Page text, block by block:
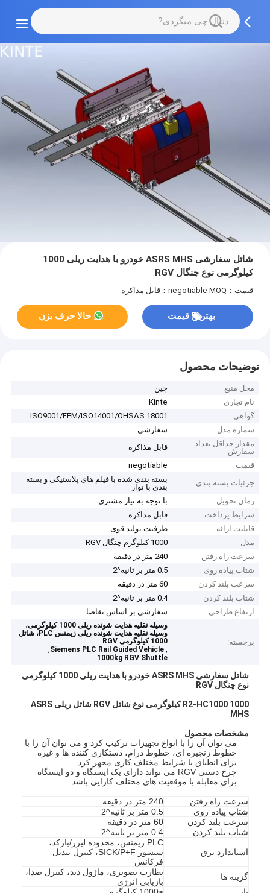
شاتل سفارشی ASRS MHS خودرو با هدایت ریلی 1000
کیلوگرمی نوع چنگال RGV
قیمت：negotiable MOQ：قابل مذاکره
بهترین قیمت حالا حرف بزن
توضیحات محصول
محل منبع
چین
نام تجاری
Kinte
گواهی
ISO9001/FEM/ISO14001/OHSAS 18001
شماره مدل
سفارشی
مقدار حداقل تعداد
سفارش
قابل مذاکره
قیمت
negotiable
جزئیات بسته بندی
بسته بندی شده با فیلم های پلاستیکی و بسته
بندی با نوار
زمان تحویل
با توجه به نیاز مشتری
شرایط پرداخت
قابل مذاکره
قابلیت ارائه
ظرفیت تولید قوی
مدل
1000 کیلوگرم چنگال RGV
سرعت راه رفتن
240 متر در دقیقه
شتاب پیاده روی
0.5 متر بر ثانیه^2
سرعت بلند کردن
60 متر در دقیقه
شتاب بلند کردن
0.4 متر بر ثانیه^2
ارتفاع طراحی
سفارشی بر اساس تقاضا
برجسته:
وسیله نقلیه هدایت شونده ریلی 1000 کیلوگرمی،
وسیله نقلیه هدایت شونده ریلی زیمنس PLC، شاتل
1000 کیلوگرمی RGV
,
Siemens PLC Rail Guided Vehicle
,
1000kg RGV Shuttle
شاتل سفارشی ASRS MHS خودرو با هدایت ریلی 1000 کیلوگرمی
نوع چنگال RGV
R2-HC1000 1000 کیلوگرمی نوع شاتل RGV شاتل ریلی ASRS
MHS
مشخصات محصول
می توان آن را با انواع تجهیزات ترکیب کرد و می توان آن را با
خطوط زنجیره ای، خطوط درام، دستکاری کننده ها و غیره
برای انطباق با شرایط مختلف کاری مجهز کرد.
چرخ دستی RGV می تواند دارای یک ایستگاه و دو ایستگاه
برای مقابله با موقعیت های مختلف کارایی باشد.
سرعت راه رفتن
240 متر در دقیقه
شتاب پیاده روی
0.5 متر بر ثانیه^2
سرعت بلند کردن
60 متر در دقیقه
شتاب بلند کردن
0.4 متر بر ثانیه^2
استاندارد برق
PLC زیمنس، محدوده لیزر/بارکد،
سنسور SICK/P+F، کنترل تبدیل
فرکانس
گزینه ها
نظارت تصویری، ماژول دید، کنترل صدا،
بازیابی انرژی